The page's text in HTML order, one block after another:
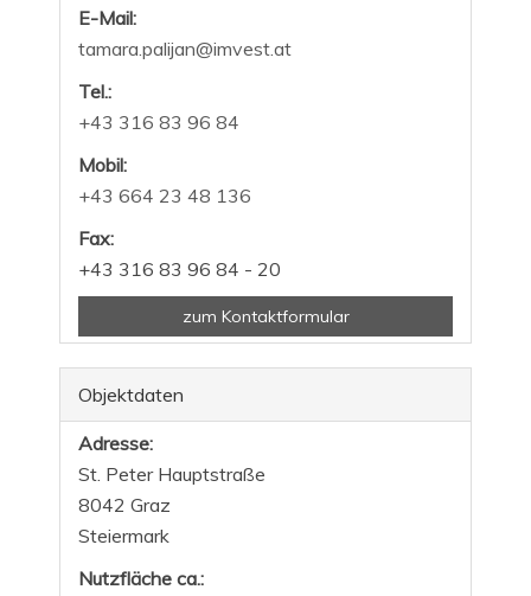
E-Mail:
tamara.palijan@imvest.at
Tel.:
+43 316 83 96 84
Mobil:
+43 664 23 48 136
Fax:
+43 316 83 96 84 - 20
zum Kontaktformular
Objektdaten
Adresse:
St. Peter Hauptstraße
8042 Graz
Steiermark
Nutzfläche ca.: